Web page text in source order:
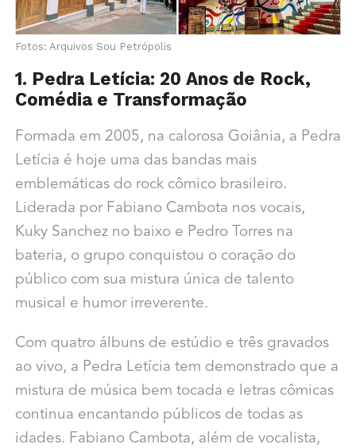
Fotos: Arquivos Sou Petrópolis
1. Pedra Letícia: 20 Anos de Rock,
Comédia e Transformação
Formada em 2005, na calorosa Goiânia, a Pedra
Letícia é hoje uma das bandas mais
emblemáticas do rock cômico brasileiro.
Liderada por Fabiano Cambota nos vocais,
Kuky Sanchez no baixo e Pedro Torres na
bateria, o grupo conquistou o coração do
público com sua mistura única de talento
musical e humor irreverente.
Com quatro álbuns de estúdio e três gravados
ao vivo, a Pedra Letícia tem demonstrado que a
mistura de música bem tocada e letras cômicas
continua encantando públicos de todas as
idades. Fabiano Cambota, além de vocalista,